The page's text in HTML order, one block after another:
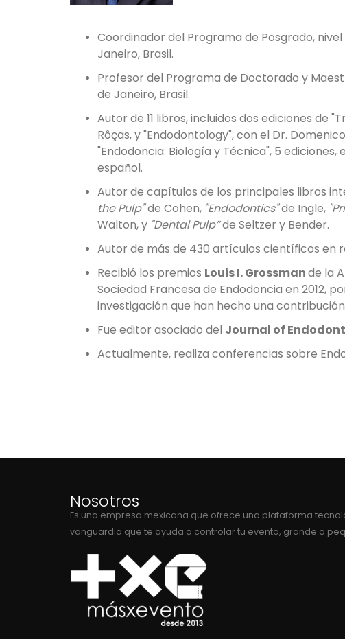
Coordinador del Programa de Posgrado,
Janeiro, Brasil.
Profesor del Programa de Doctorado y
de Janeiro, Brasil.
Autor de 11 libros, incluidos dos ediciones de
Rôças, y "Endodontology", con el Dr.
"Endodoncia: Biología y Técnica", 5
español.
Autor de capítulos de los principales libros
the Pulp"de Cohen, "Endodontics"de Ingle,
Walton, y "Dental Pulp”de Seltzer y Bender.
Autor de más de 430 artículos científicos en
Recibió los premios Louis I. Grossmande la
Sociedad Francesa de Endodoncia en 2012,
investigación que han hecho una
Fue editor asociado del Journal of
Actualmente, realiza conferencias sobre
Nosotros
Es una empresa mexicana que ofrece una plataforma
vanguardia que te ayuda a controlar tu evento, grande o